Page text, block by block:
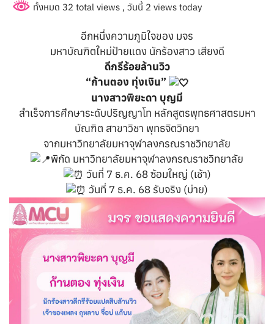
ทั้งหมด 32 total views , วันนี้ 2 views today
อีกหนึ่งความภูมิใจของ มจร
มหาบัณฑิตใหม่ป้ายแดง นักร้องสาว เสียงดี
ดีกรีร้อยล้านวิว
“ก้านตอง ทุ่งเงิน”
นางสาวพิยะดา บุญมี
สำเร็จการศึกษาระดับปริญญาโท หลักสูตรพุทธศาสตรมหา
บัณฑิต สาขาวิชา พุทธจิตวิทยา
จากมหาวิทยาลัยมหาจุฬาลงกรณราชวิทยาลัย
พิกัด มหาวิทยาลัยมหาจุฬาลงกรณราชวิทยาลัย
วันที่ 7 ธ.ค. 68 ซ้อมใหญ่ (เช้า)
วันที่ 7 ธ.ค. 68 รับจริง (บ่าย)